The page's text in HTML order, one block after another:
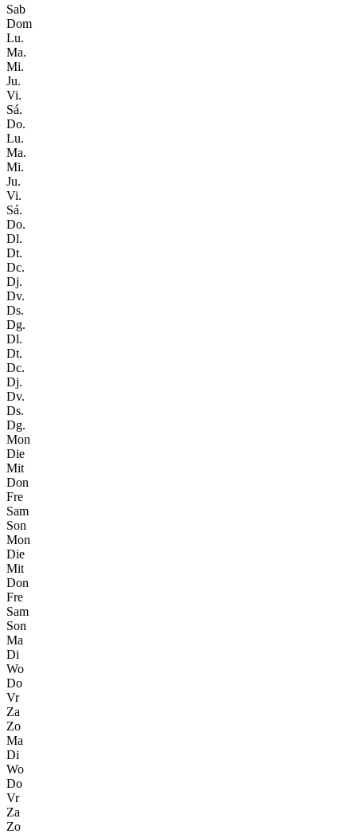
Sab
Dom
Lu.
Ma.
Mi.
Ju.
Vi.
Sá.
Do.
Lu.
Ma.
Mi.
Ju.
Vi.
Sá.
Do.
Dl.
Dt.
Dc.
Dj.
Dv.
Ds.
Dg.
Dl.
Dt.
Dc.
Dj.
Dv.
Ds.
Dg.
Mon
Die
Mit
Don
Fre
Sam
Son
Mon
Die
Mit
Don
Fre
Sam
Son
Ma
Di
Wo
Do
Vr
Za
Zo
Ma
Di
Wo
Do
Vr
Za
Zo